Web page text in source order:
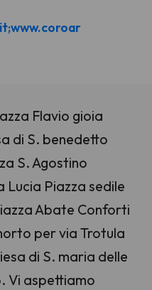
Flavio gioia
di S. benedetto
S. Agostino
Lucia Piazza sedile
Abate Conforti
per via Trotula
di S. maria delle
Vi aspettiamo